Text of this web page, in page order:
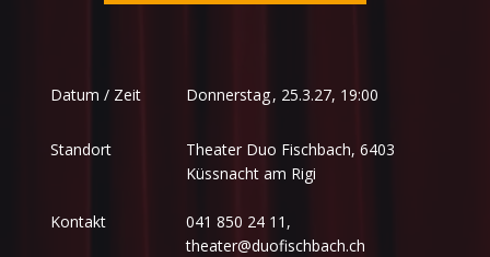
Datum / Zeit Donnerstag, 25.3.27, 19:00
Standort
Theater Duo Fischbach, 6403
Küssnacht am Rigi
Kontakt
041 850 24 11,
theater@duofischbach.ch